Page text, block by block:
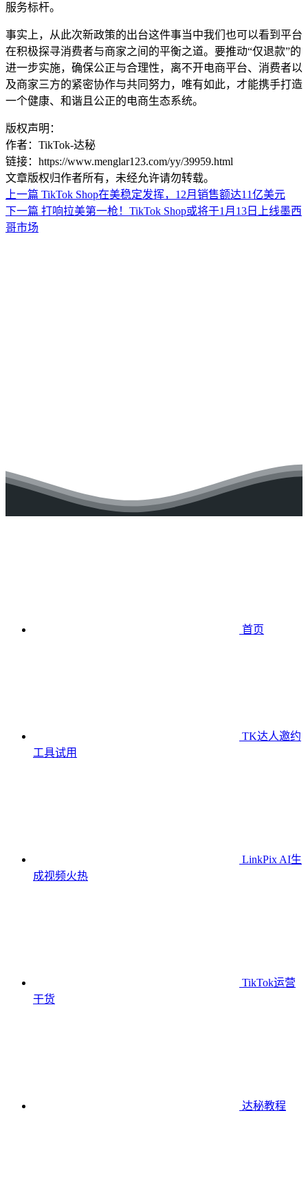
服务标杆。
事实上，从此次新政策的出台这件事当中我们也可以看到平台
在积极探寻消费者与商家之间的平衡之道。要推动“仅退款”的
进一步实施，确保公正与合理性，离不开电商平台、消费者以
及商家三方的紧密协作与共同努力，唯有如此，才能携手打造
一个健康、和谐且公正的电商生态系统。
版权声明：
作者：TikTok-达秘
链接：https://www.menglar123.com/yy/39959.html
文章版权归作者所有，未经允许请勿转载。
上一篇 TikTok Shop在美稳定发挥，12月销售额达11亿美元
下一篇 打响拉美第一枪！TikTok Shop或将于1月13日上线墨西
哥市场
首页
TK达人邀约
工具试用
LinkPix AI生
成视频火热
TikTok运营
干货
达秘教程